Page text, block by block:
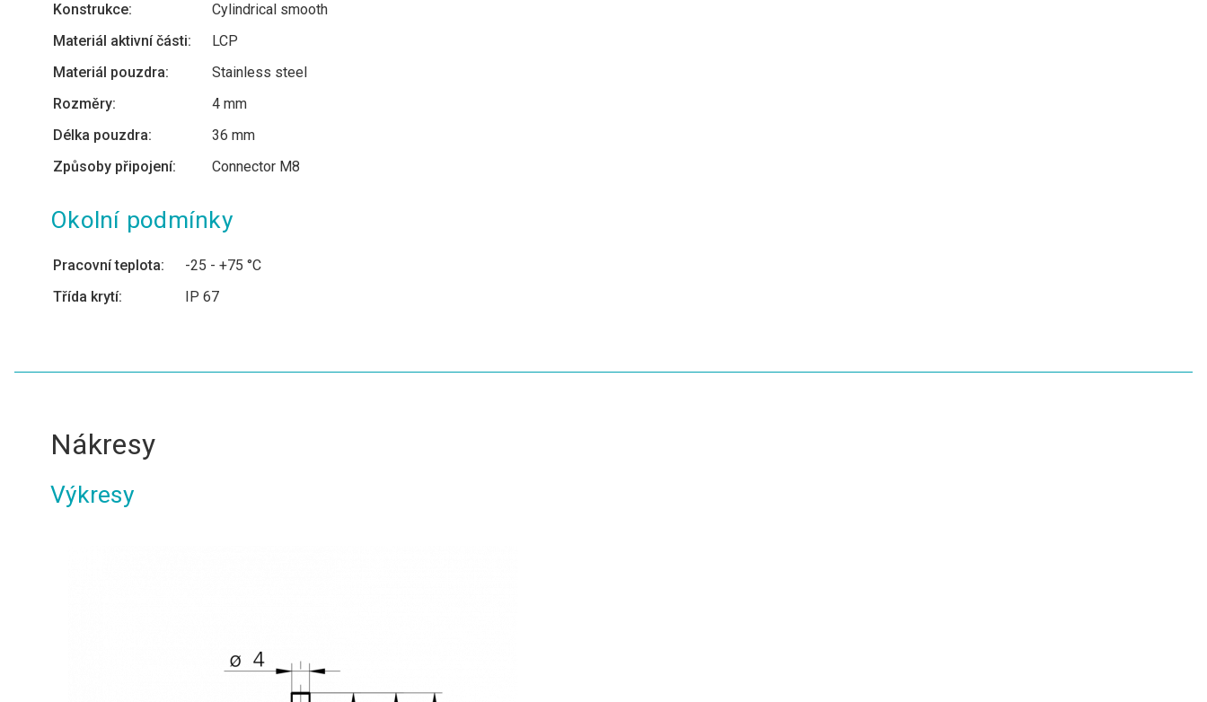
Konstrukce:
Cylindrical smooth
Materiál aktivní části:
LCP
Materiál pouzdra:
Stainless steel
Rozměry:
4 mm
Délka pouzdra:
36 mm
Způsoby připojení:
Connector M8
Okolní podmínky
Pracovní teplota:
-25 - +75 °C
Třída krytí:
IP 67
Nákresy
Výkresy